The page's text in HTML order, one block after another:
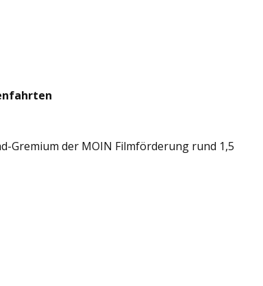
Gremium der MOIN Filmförderung rund 1,5